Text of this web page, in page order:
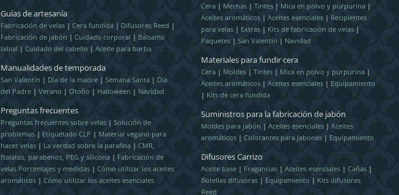
Guías de artesanía
Fabricación de velas |Cera fundida | Difusores Reed |
Fabricación de jabón |Cuidado corporal | Bálsamo
labial |Cuidado del cabello |Aceite para barba
Manualidades de temporada
San Valentín | Día de la madre |Semana Santa | Día
del Padre |Verano |Otoño | Halloween | Navidad
Preguntas frecuentes
Preguntas frecuentes sobre velas |Solución de
problemas | Etiquetado CLP | Material vegano para
hacer velas | La verdad sobre la parafina |CMR,
ftalatos, parabenos, PEG y silicona | Fabricación de
velas Porcentajes y medidas |Cómo utilizar los aceites
aromáticos |Cómo utilizar los aceites esenciales
Cera| Mechas| Tintes| Mica en polvo y purpurina|
Aceites aromáticos| Aceites esenciales| Recipientes
para velas| Extras| Kits de fabricación de velas|
Paquetes| San Valentín | Navidad
Materiales para fundir cera
Cera| Moldes| Tintes| Mica en polvo y purpurina|
Aceites aromáticos| Aceites esenciales| Equipamiento
| Kits de cera fundida
Suministros para la fabricación de jabón
Moldes para jabón | Aceites esenciales| Aceites
aromáticos| Colorantes para jabones| Equipamiento
Difusores Carrizo
Aceite base| Fragancias| Aceites esenciales| Cañas|
Botellas difusoras| Equipamiento | Kits difusores
Reed